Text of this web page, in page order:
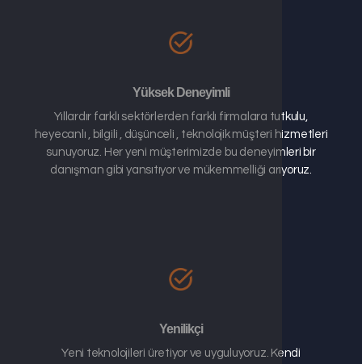
Yüksek Deneyimli
Yıllardır farklı sektörlerden farklı firmalara tutkulu,
heyecanlı , bilgili , düşünceli , teknolojik müşteri hizmetleri
sunuyoruz. Her yeni müşterimizde bu deneyimleri bir
danışman gibi yansıtıyor ve mükemmelliği arıyoruz.
Yenilikçi
Yeni teknolojileri üretiyor ve uyguluyoruz. Kendi